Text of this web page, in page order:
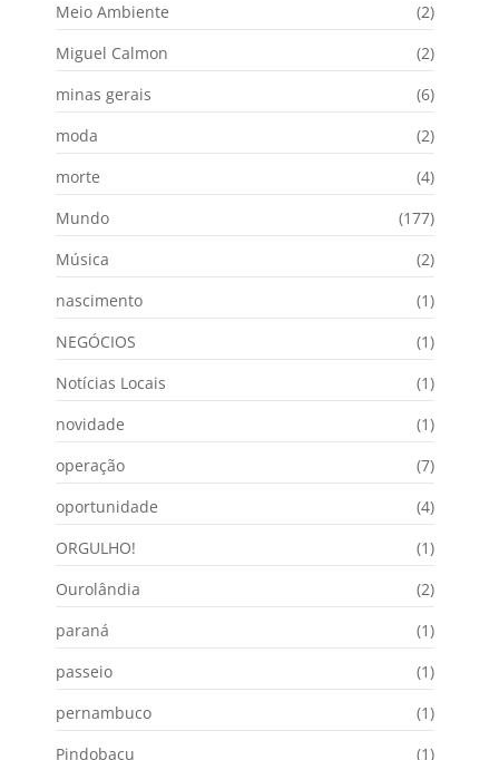
Meio Ambiente
(2)
Miguel Calmon
(2)
minas gerais
(6)
moda
(2)
morte
(4)
Mundo
(177)
Música
(2)
nascimento
(1)
NEGÓCIOS
(1)
Notícias Locais
(1)
novidade
(1)
operação
(7)
oportunidade
(4)
ORGULHO!
(1)
Ourolândia
(2)
paraná
(1)
passeio
(1)
pernambuco
(1)
Pindobacu
(1)